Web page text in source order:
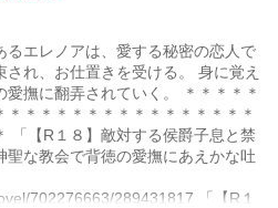
るエレノアは、愛する秘密の恋人で
れ、お仕置きを受ける。 身に覚え
撫に翻弄されていく。 ＊＊＊＊＊
＊＊＊＊＊＊＊＊＊＊＊＊＊＊＊＊
「【R１８】敵対する侯爵子息と禁
な教会で背徳の愛撫にあえかな吐
702276663/289431817 「【R１